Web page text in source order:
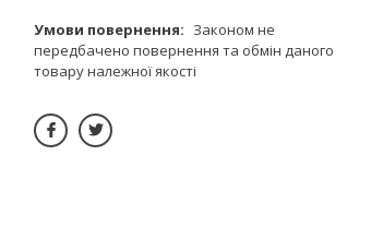
Законом не
передбачено повернення та обмін даного
товару належної якості